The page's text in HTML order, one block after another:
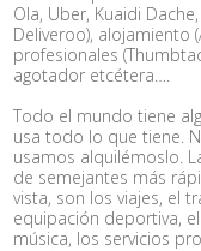
Ola, Uber, Kuaidi
Deliveroo), alojamiento
profesionales
agotador etcétera….
Todo el mundo tiene
usa todo lo que tiene.
usamos alquilémoslo.
de semejantes más
vista, son los viajes, el
equipación deportiva,
música, los servicios